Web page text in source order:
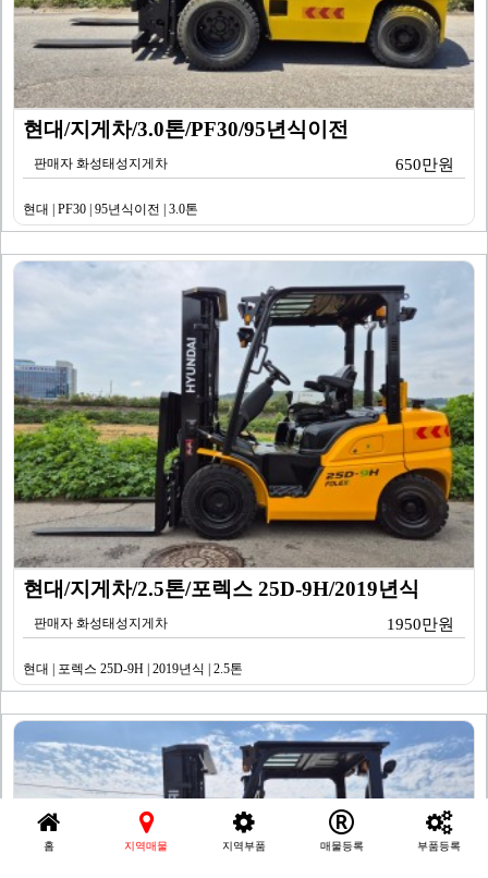
현대/지게차/3.0톤/PF30/95년식이전
판매자 화성태성지게차 650만원
현대 | PF30 | 95년식이전 | 3.0톤
현대/지게차/2.5톤/포렉스 25D-9H/2019년식
판매자 화성태성지게차 1950만원
현대 | 포렉스 25D-9H | 2019년식 | 2.5톤
홈 지역매물 지역부품 매물등록 부품등록